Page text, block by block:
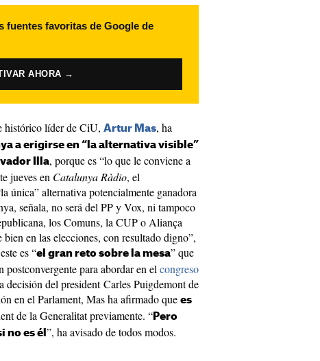
fuentes favoritas de Google de
AHORA →
histórico líder de CiU, Artur Mas, ha
a erigirse en “la alternativa visible”
Illa, porque es “lo que le conviene a
jueves en Catalunya Ràdio, el
única” alternativa potencialmente ganadora
señala, no será del PP y Vox, ni tampoco
los Comuns, la CUP o Aliança
en las elecciones, con resultado digno”,
es “el gran reto sobre la mesa” que
para abordar en el congreso
decisión del president Carles Puigdemont de
en el Parlament, Mas ha afirmado que es
de la Generalitat previamente. “ Pero
no es él ”, ha avisado de todos modos.